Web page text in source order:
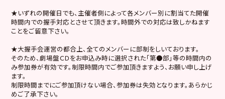
★いずれの開催日でも、主催者側によって各メンバー別に割当てた開催
時間内での握手対応とさせて頂きます。時間外での対応は致しかねます
ことをご留意下さい。
★大握手会運営の都合上、全てのメンバーに部制をしいております。
そのため、劇場盤ＣＤをお申込み時に選択された「第●部」等の時間内の
み参加券が有効です。制限時間内でご参加頂きますよう、お願い申し上げ
ます。
制限時間までにご参加頂けない場合、参加券は失効となります。あらかじ
めご了承下さい。